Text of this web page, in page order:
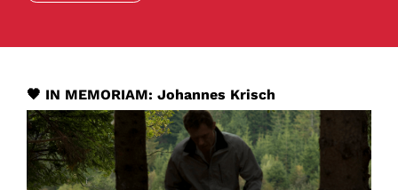
🖤 IN MEMORIAM: Johannes Krisch